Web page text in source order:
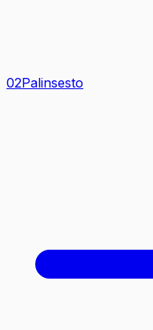
02Palinsesto